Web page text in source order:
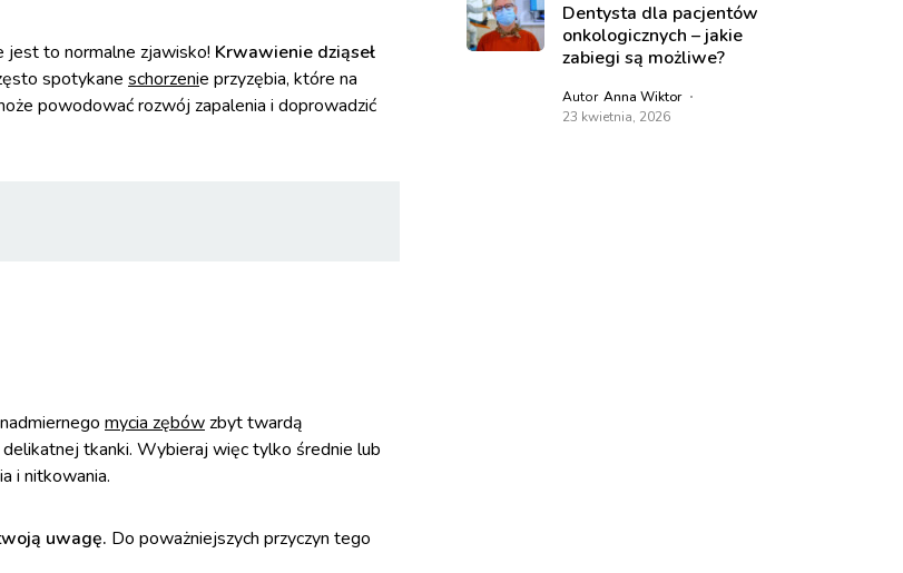
jest to normalne zjawisko! Krwawienie dziąseł
spotykane schorzenie przyzębia, które na
powodować rozwój zapalenia i doprowadzić
mycia zębówzbyt twardą
tkanki. Wybieraj więc tylko średnie lub
i nitkowania.
uwagę. Do poważniejszych przyczyn tego
Dentysta dla pacjentów
onkologicznych – jakie
zabiegi są możliwe?
Autor Anna Wiktor
23 kwietnia, 2026